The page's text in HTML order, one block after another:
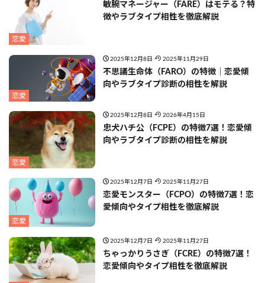
恋愛
敏腕マネージャー（FARE）はモテる？特
徴やラブタイプ相性を徹底解説
恋愛
2025年12月8日 2025年11月29日
不思議生命体（FARO）の特徴｜恋愛傾
向やラブタイプ診断の相性を解説
恋愛
2025年12月8日 2026年4月15日
忠犬ハチ公（FCPE）の特徴7選！恋愛傾
向やラブタイプ診断の相性を解説
恋愛
2025年12月7日 2025年11月27日
恋愛モンスター（FCPO）の特徴7選！恋
愛傾向やタイプ相性を徹底解説
2025年12月7日 2025年11月27日
ちゃっかりうさぎ（FCRE）の特徴7選！
恋愛傾向やタイプ相性を徹底解説